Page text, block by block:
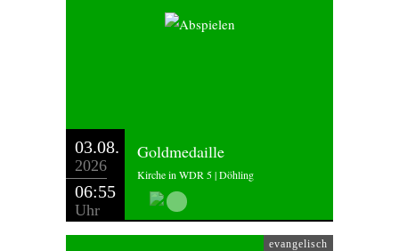
03.08.
2026
06:55
Uhr
Goldmedaille
Kirche in WDR 5 | Döhling
evangelisch